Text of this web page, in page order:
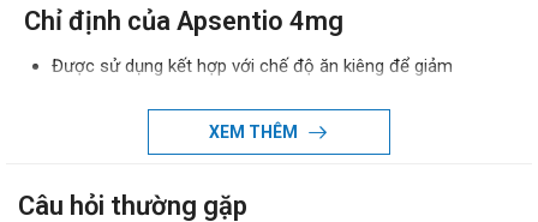
Chỉ định của Apsentio 4mg
Được sử dụng kết hợp với chế độ ăn kiêng để giảm
tăng cholesterol máu nguyên phát, bao gồm cả trường
hợp dị hợp tử với yếu tố di truyền hoặc không.
(TG) trong máu, từ đó giảm nguy cơ mắc các bệnh tim
XEM THÊM
Câu hỏi thường gặp